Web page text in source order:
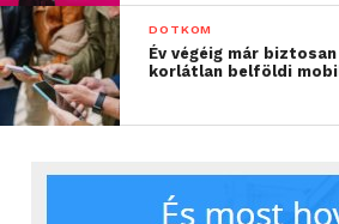
DOTKOM
Év végéig már
korlátlan belföldi